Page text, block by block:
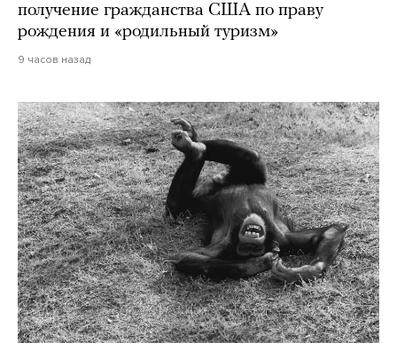
получение гражданства США по праву
рождения и «родильный туризм»
9 часов назад